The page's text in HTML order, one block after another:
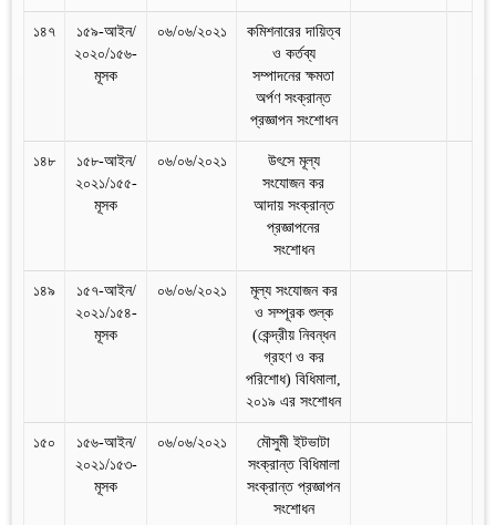
১৪৭
১৫৯-আইন/
২০২০/১৫৬-
মূসক
০৬/০৬/২০২১
কমিশনারের দায়িত্ব
ও কর্তব্য
সম্পাদনের ক্ষমতা
অর্পণ সংক্রান্ত
প্রজ্ঞাপন সংশোধন
১৪৮
১৫৮-আইন/
২০২১/১৫৫-
মূসক
০৬/০৬/২০২১
উৎসে মূল্য
সংযোজন কর
আদায় সংক্রান্ত
প্রজ্ঞাপনের
সংশোধন
১৪৯
১৫৭-আইন/
২০২১/১৫৪-
মূসক
০৬/০৬/২০২১
মূল্য সংযোজন কর
ও সম্পূরক শুল্ক
(কেন্দ্রীয় নিবন্ধন
গ্রহণ ও কর
পরিশোধ) বিধিমালা,
২০১৯ এর সংশোধন
১৫০
১৫৬-আইন/
২০২১/১৫৩-
মূসক
০৬/০৬/২০২১
মৌসুমী ইটভাটা
সংক্রান্ত বিধিমালা
সংক্রান্ত প্রজ্ঞাপন
সংশোধন